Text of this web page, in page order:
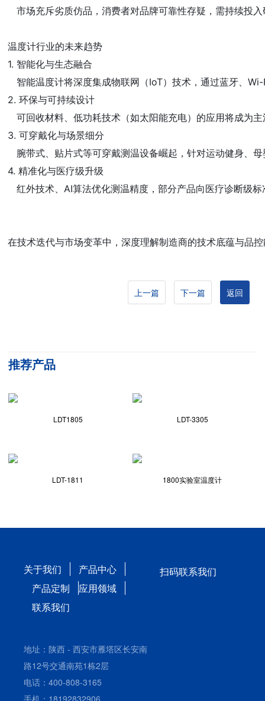
市场充斥劣质仿品，消费者对品牌可靠性存疑，需持续投
温度计行业的未来趋势
1. 智能化与生态融合
智能温度计将深度集成物联网（IoT）技术，通过蓝牙、
2. 环保与可持续设计
可回收材料、低功耗技术（如太阳能充电）的应用将成为
3. 可穿戴化与场景细分
腕带式、贴片式等可穿戴测温设备崛起，针对运动健身、
4. 精准化与医疗级升级
红外技术、AI算法优化测温精度，部分产品向医疗诊断级
在技术迭代与市场变革中，深度理解制造商的技术底蕴与品
上一篇 下一篇 返回
推荐产品
LDT1805 LDT-3305
LDT-1811 1800实验室温度计
关于我们
产品中心
产品定制
应用领域
联系我们
地址：陕西 - 西安市雁塔区长安南
路12号交通南苑1栋2层
电话：400-808-3165
手机：18192832906
扫码联系我们